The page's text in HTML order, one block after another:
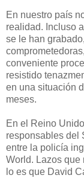
En nuestro país
realidad. Incluso
se le han
conveniente
resistido
en una situación
meses.
En el Reino
responsables del
entre la policía
World. Lazos que
lo es que David